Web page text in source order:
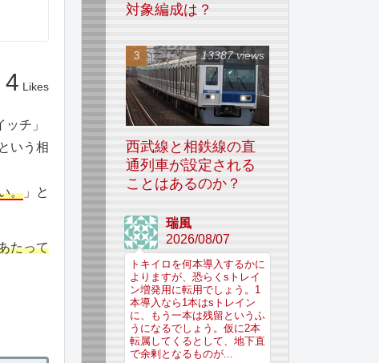
4 Likes
チ」
いう相
。 」と
たって
対象編成は？
西武線と相鉄線の直
通列車が設定される
ことはあるのか？
13387 views
瑞風
2026/08/07
トキイロを何本導入するかに
よりますが、恐らくsトレイ
ン増発用に転用でしょう。1
本導入なら1本はsトレイン
に、もう一本は残留というふ
うになるでしょう。仮に2本
転属してくるとして、地下直
で余剰となるものが...